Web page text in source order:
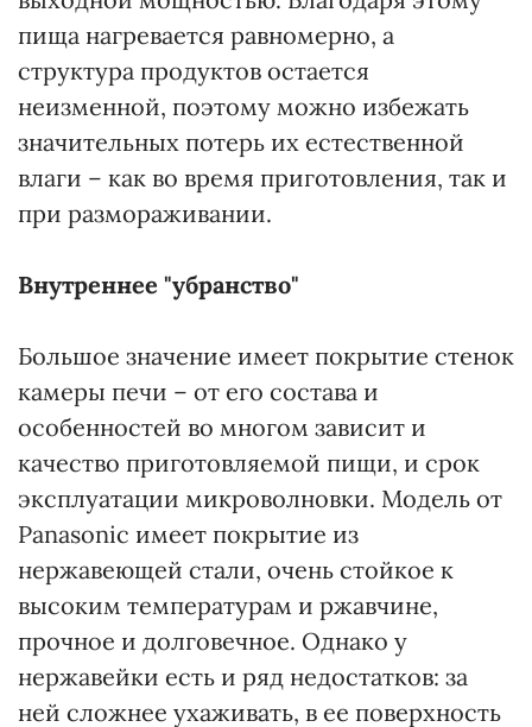
пища нагревается равномерно, а
структура продуктов остается
неизменной, поэтому можно избежать
значительных потерь их естественной
влаги – как во время приготовления, так и
при размораживании.
Внутреннее "убранство"
Большое значение имеет покрытие стенок
камеры печи – от его состава и
особенностей во многом зависит и
качество приготовляемой пищи, и срок
эксплуатации микроволновки. Модель от
Panasonic имеет покрытие из
нержавеющей стали, очень стойкое к
высоким температурам и ржавчине,
прочное и долговечное. Однако у
нержавейки есть и ряд недостатков: за
ней сложнее ухаживать, в ее поверхность